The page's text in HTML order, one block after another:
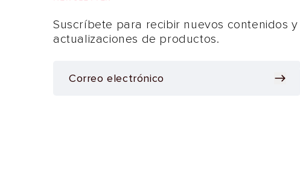
Suscríbete para recibir nuevos contenidos y
actualizaciones de productos.